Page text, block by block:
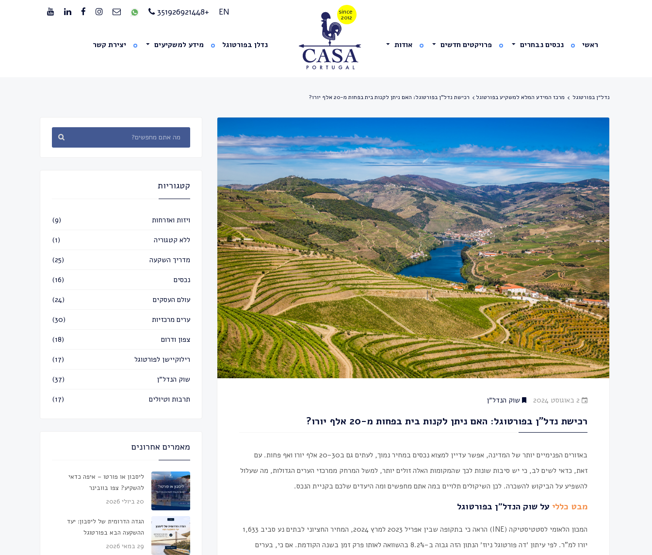
EN
+351926921448
ראשי נכסים נבחרים פרויקטים חדשים אודות נדלן בפורטוגל מידע למשקיעים יצירת קשר
נדל״ן בפורטוגל מרכז המידע המלא למשקיע בפורטוגל רכישת נדל"ן בפורטוגל: האם ניתן לקנות בית בפחות מ-20 אלף יורו?
2 באוגוסט 2024 שוק הנדל״ן
רכישת נדל"ן בפורטוגל: האם ניתן לקנות בית בפחות מ-20 אלף יורו?
באזורים הפנימיים יותר של המדינה, אפשר עדיין למצוא נכסים במחיר נמוך, לעתים גם ב20-30 אלף יורו ואף פחות. עם
זאת, כדאי לשים לב, כי יש סיבות שונות לכך שהמקומות האלה זולים יותר, למשל המרחק ממרכזי הערים הגדולות, מה שעלול
להשפיע על הביקוש להשכרה. לכן השיקולים תלויים במה אתם מחפשים ומה היעדים שלכם בקניית הנכס.
מבט כללי על שוק הנדל״ן בפורטוגל
המכון הלאומי לסטטיסטיקה (INE) הראה כי בתקופה שבין אפריל 2023 למרץ 2024, המחיר החציוני לבתים נע סביב 1,633
יורו למ"ר. לפי עיתון ׳דה פורטוגל ניוז׳ הנתון הזה גבוה ב-8.2% בהשוואה לאותו פרק זמן בשנה הקודמת. אם כי, בערים
קטגוריות
ויזות ואזרחות (9)
ללא קטגוריה (1)
מדריך השקעה (25)
נכסים (16)
עולם העסקים (24)
ערים מרכזיות (30)
צפון ודרום (18)
רילוקיישן לפורטוגל (17)
שוק הנדל״ן (37)
תרבות וטיולים (17)
מאמרים אחרונים
ליסבון או פורטו – איפה כדאי
להשקיע? צפו בוובינר
20 ביולי 2026
הגדה הדרומית של ליסבון: יעד
ההשקעה הבא בפורטוגל
29 במאי 2026